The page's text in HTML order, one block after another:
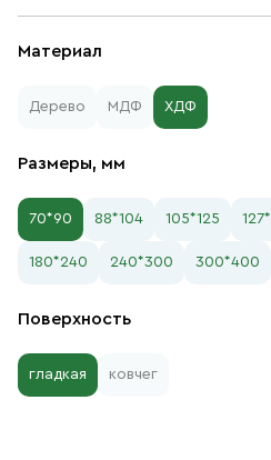
Материал
Дерево МДФ ХДФ
Размеры, мм
70*90 88*104 105*125
180*240 240*300 300*400
Поверхность
гладкая ковчег